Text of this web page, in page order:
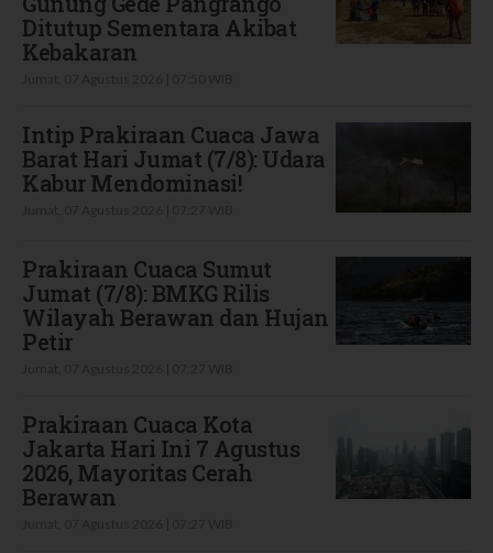
Ditutup Sementara Akibat
Kebakaran
Intip Prakiraan Cuaca Jawa
Barat Hari Jumat (7/8): Udara
Kabur Mendominasi!
Prakiraan Cuaca Sumut
Jumat (7/8): BMKG Rilis
Wilayah Berawan dan Hujan
Petir
Prakiraan Cuaca Kota
Jakarta Hari Ini 7 Agustus
2026, Mayoritas Cerah
Berawan